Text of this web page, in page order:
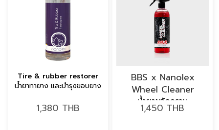
Tire & rubber restorer
น้ำยาทายาง และบำรุงขอบยาง
1,380 THB
BBS x Nanolex
Wheel Cleaner
น้ำยาขจัดคราบ
1,450 THB